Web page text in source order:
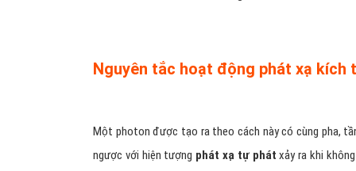
Nguyên tắc hoạt động phát xạ kích
Một photon được tạo ra theo cách này có cùng pha,
ngược với hiện tượng phát xạ tự phátxảy ra khi